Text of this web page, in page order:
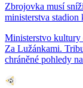
Zbrojovka musí
ministerstva stadion
Ministerstvo kultury
Za Lužánkami.
chráněné pohledy